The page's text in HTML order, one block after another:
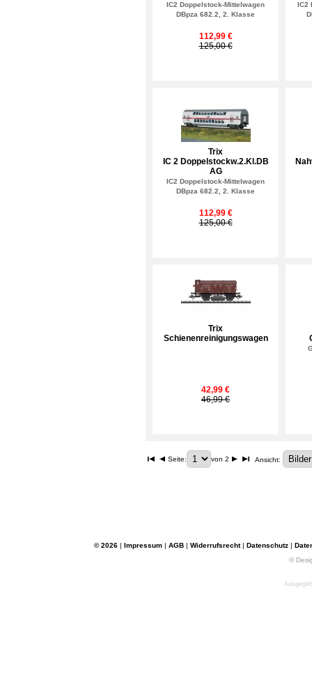
IC2 Doppelstock-Mittelwagen
DBpza 682.2, 2. Klasse
112,99 €
125,00 €
IC2
Trix
IC 2 Doppelstockw.2.Kl.DB
AG
IC2 Doppelstock-Mittelwagen
DBpza 682.2, 2. Klasse
112,99 €
125,00 €
Trix
Schienenreinigungswagen
42,99 €
46,99 €
Seite: von 2 Ansicht:
© 2026 | Impressum | AGB | Widerrufsrecht| Datenschutz |
©